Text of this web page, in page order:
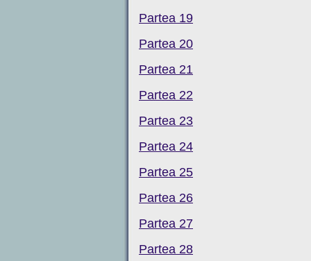
Partea 19
Partea 20
Partea 21
Partea 22
Partea 23
Partea 24
Partea 25
Partea 26
Partea 27
Partea 28